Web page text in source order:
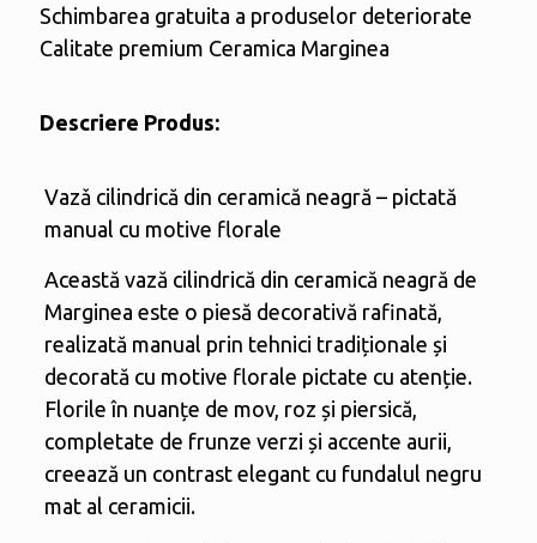
Schimbarea gratuita a produselor deteriorate
Calitate premium Ceramica Marginea
Descriere Produs:
Vazǎ cilindrică din ceramică neagră – pictată
manual cu motive florale
Această vază cilindrică din ceramică neagră de
Marginea este o piesă decorativă rafinată,
realizată manual prin tehnici tradiționale și
decorată cu motive florale pictate cu atenție.
Florile în nuanțe de mov, roz și piersică,
completate de frunze verzi și accente aurii,
creează un contrast elegant cu fundalul negru
mat al ceramicii.